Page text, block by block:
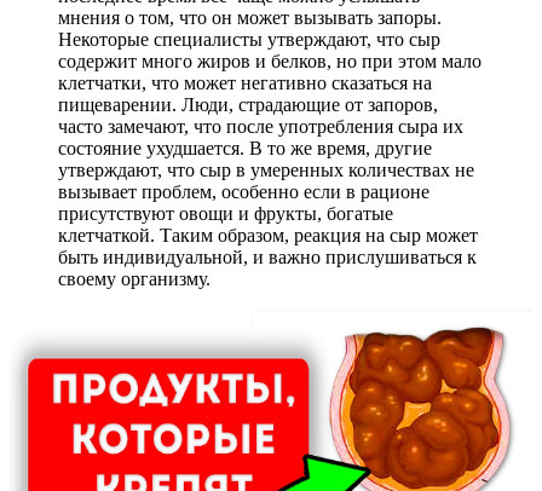
мнения о том, что он может вызывать запоры.
Некоторые специалисты утверждают, что сыр
содержит много жиров и белков, но при этом мало
клетчатки, что может негативно сказаться на
пищеварении. Люди, страдающие от запоров,
часто замечают, что после употребления сыра их
состояние ухудшается. В то же время, другие
утверждают, что сыр в умеренных количествах не
вызывает проблем, особенно если в рационе
присутствуют овощи и фрукты, богатые
клетчаткой. Таким образом, реакция на сыр может
быть индивидуальной, и важно прислушиваться к
своему организму.